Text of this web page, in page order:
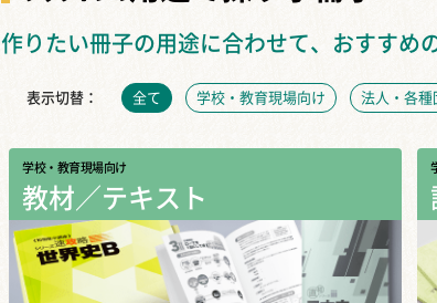
作りたい冊子の用途に合わせて、おすすめ
表示切替： 全て 学校・教育現場向け 法人・各種
学校・教育現場向け
教材／テキスト